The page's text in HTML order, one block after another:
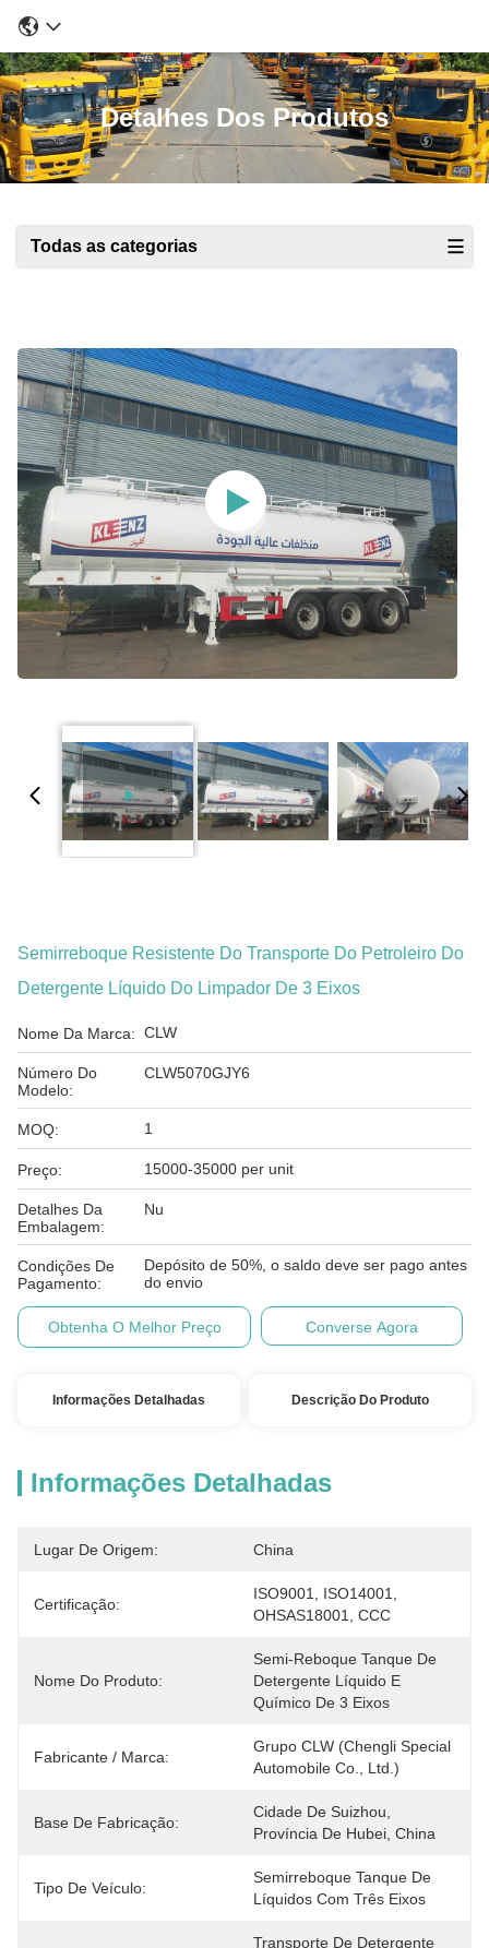
Detalhes Dos Produtos
Todas as categorias
Semirreboque Resistente Do Transporte Do Petroleiro Do
Detergente Líquido Do Limpador De 3 Eixos
Nome Da Marca: CLW
Número Do
Modelo:
CLW5070GJY6
MOQ: 1
Preço: 15000-35000 per unit
Detalhes Da
Embalagem:
Nu
Condições De
Pagamento:
Depósito de 50%, o saldo deve ser pago antes
do envio
Obtenha O Melhor Preço Converse Agora
Informações Detalhadas Descrição Do Produto
Informações Detalhadas
Lugar De Origem: China
Certificação:
ISO9001, ISO14001,
OHSAS18001, CCC
Nome Do Produto:
Semi-Reboque Tanque De
Detergente Líquido E
Químico De 3 Eixos
Fabricante / Marca:
Grupo CLW (Chengli Special
Automobile Co., Ltd.)
Base De Fabricação:
Cidade De Suizhou,
Província De Hubei, China
Tipo De Veículo:
Semirreboque Tanque De
Líquidos Com Três Eixos
Transporte De Detergente